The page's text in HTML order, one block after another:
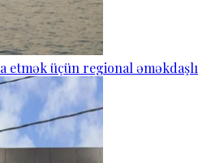
üçün regional